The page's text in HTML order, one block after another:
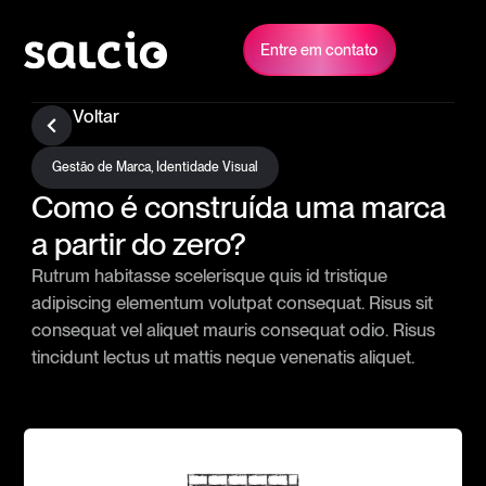
Entre em contato
Voltar
Gestão de Marca, Identidade Visual
Como é construída uma marca
a partir do zero?
Rutrum habitasse scelerisque quis id tristique
adipiscing elementum volutpat consequat. Risus sit
consequat vel aliquet mauris consequat odio. Risus
tincidunt lectus ut mattis neque venenatis aliquet.